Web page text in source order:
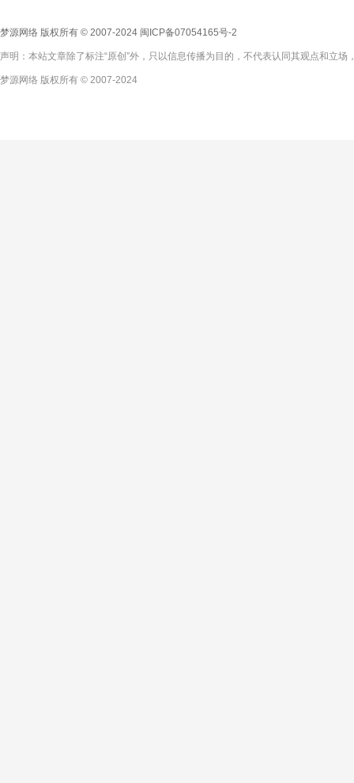
梦源网络 版权所有 © 2007-2024 闽ICP备07054165号-2
声明：本站文章除了标注“原创”外，只以信息传播为目的，不代表认同其观点和立
梦源网络 版权所有 © 2007-2024